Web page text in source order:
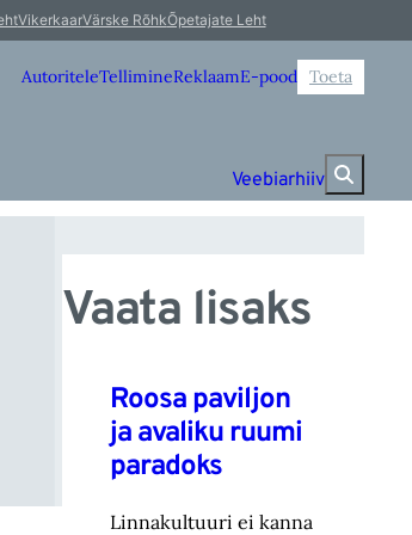
VikerkaarVärske RõhkÕpetajate Leht
AutoriteleTellimineReklaamE-pood Toeta
Veebiarhiiv
Vaata lisaks
Roosa paviljon
ja avaliku ruumi
paradoks
Linnakultuuri ei kanna